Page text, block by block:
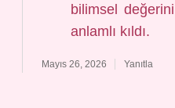
bilimsel
anlamlı kıldı.
Mayıs 26, 2026 Yanıtla